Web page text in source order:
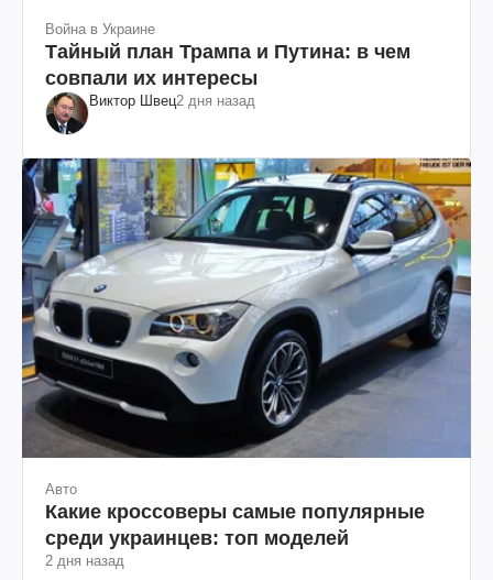
Война в Украине
Тайный план Трампа и Путина: в чем
совпали их интересы
Виктор Швец2 дня назад
Авто
Какие кроссоверы самые популярные
среди украинцев: топ моделей
2 дня назад